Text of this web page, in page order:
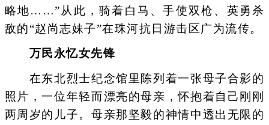
略地……”从此，骑着白马、手使双枪、英勇杀
敌的“赵尚志妹子”在珠河抗日游击区广为流传。
万民永忆女先锋
在东北烈士纪念馆里陈列着一张母子合影的
照片，一位年轻而漂亮的母亲，怀抱着自己刚刚
两周岁的儿子。母亲那坚毅的神情中透出无限的